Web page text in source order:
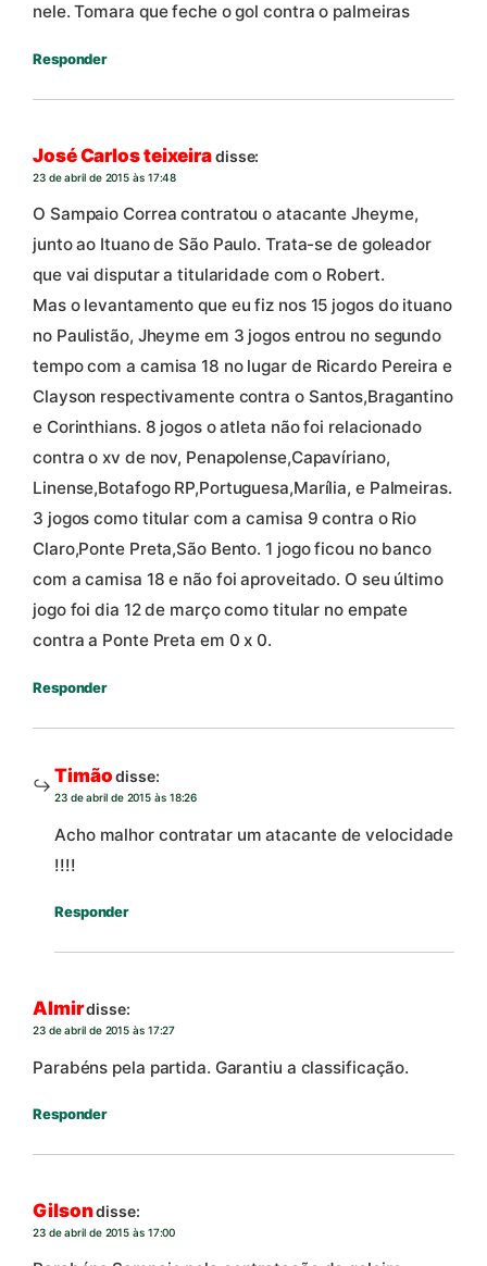
nele. Tomara que feche o gol contra o palmeiras
Responder
José Carlos teixeiradisse:
23 de abril de 2015 às 17:48
O Sampaio Correa contratou o atacante Jheyme,
junto ao Ituano de São Paulo. Trata-se de goleador
que vai disputar a titularidade com o Robert.
Mas o levantamento que eu fiz nos 15 jogos do ituano
no Paulistão, Jheyme em 3 jogos entrou no segundo
tempo com a camisa 18 no lugar de Ricardo Pereira e
Clayson respectivamente contra o Santos,Bragantino
e Corinthians. 8 jogos o atleta não foi relacionado
contra o xv de nov, Penapolense,Capavíriano,
Linense,Botafogo RP,Portuguesa,Marília, e Palmeiras.
3 jogos como titular com a camisa 9 contra o Rio
Claro,Ponte Preta,São Bento. 1 jogo ficou no banco
com a camisa 18 e não foi aproveitado. O seu último
jogo foi dia 12 de março como titular no empate
contra a Ponte Preta em 0 x 0.
Responder
Timão disse:
23 de abril de 2015 às 18:26
Acho malhor contratar um atacante de velocidade
!!!!
Responder
Almirdisse:
23 de abril de 2015 às 17:27
Parabéns pela partida. Garantiu a classificação.
Responder
Gilsondisse:
23 de abril de 2015 às 17:00